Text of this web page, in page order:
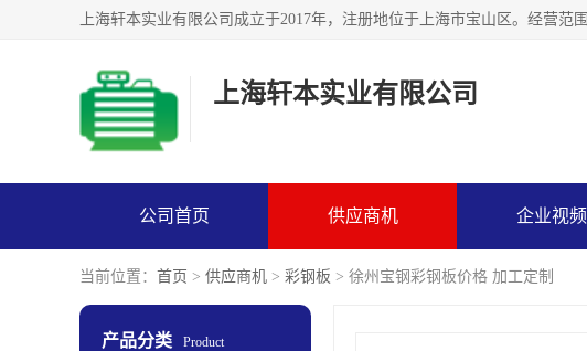
上海轩本实业有限公司
公司首页 供应商机 企业视频
当前位置： 首页 > 供应商机 > 彩钢板 > 徐州宝钢彩钢板价格 加工定制
产品分类 Product